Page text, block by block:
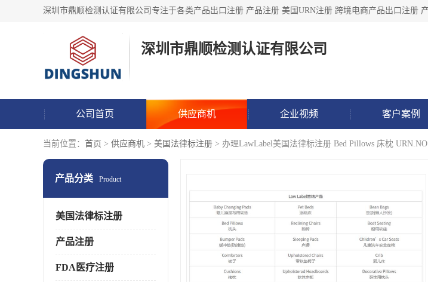
深圳市鼎顺检测认证有限公司
公司首页 供应商机 企业视频 客户案例
当前位置： 首页 > 供应商机 > 美国法律标注册 > 办理LawLabel美国法律标注册 Bed Pillows 床枕 URN.NO
产品分类 Product
美国法律标注册
产品注册
FDA医疗注册